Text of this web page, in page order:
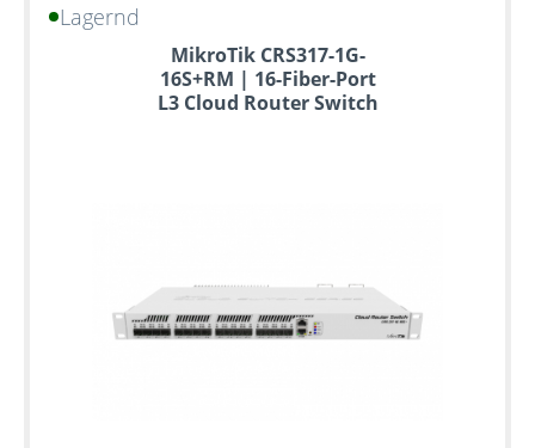
Lagernd
MikroTik CRS317-1G-
16S+RM | 16-Fiber-Port
L3 Cloud Router Switch